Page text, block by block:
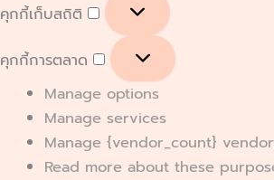
คุกกี้เก็บสถิติ
คุกกี้การตลาด
Manage options
Manage services
Manage {vendor_count}
Read more about these